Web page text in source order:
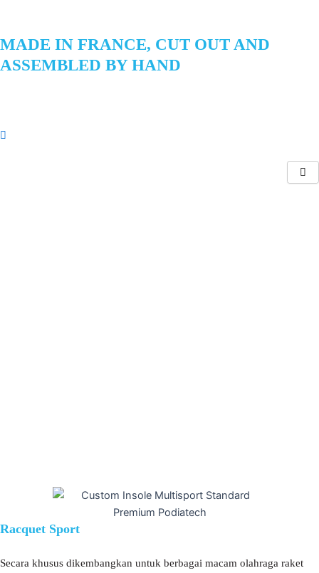
content
MADE IN FRANCE, CUT OUT AND
ASSEMBLED BY HAND
Racquet Sport
Secara khusus dikembangkan untuk berbagai macam olahraga raket